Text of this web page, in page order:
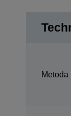
Metoda